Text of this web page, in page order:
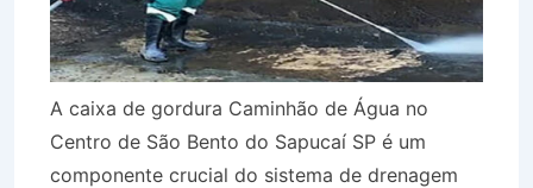
A caixa de gordura Caminhão de Água no
Centro de São Bento do Sapucaí SP é um
componente crucial do sistema de drenagem